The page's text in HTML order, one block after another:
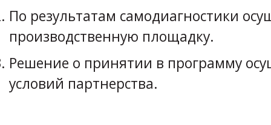
По результатам самодиагностики
производственную площадку.
Решение о принятии в программу
условий партнерства.